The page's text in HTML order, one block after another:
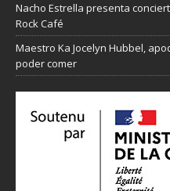
Nacho Estrella presenta
Rock Café
Maestro Ka Jocelyn Hubbel,
poder comer